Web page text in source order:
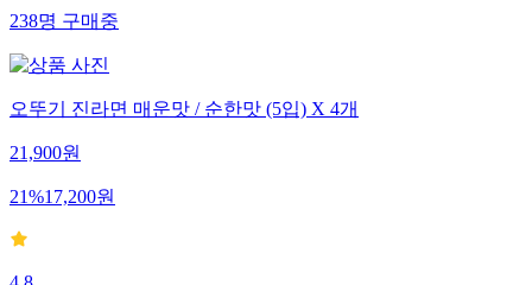
238명구매중
오뚜기 진라면 매운맛 / 순한맛 (5입) X 4개
21,900원
21%17,200원